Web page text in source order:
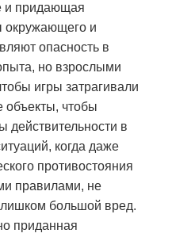
и придающая
окружающего и
опасность в
но взрослыми
игры затрагивали
объекты, чтобы
действительности в
когда даже
противостояния
правилами, не
большой вред.
приданная